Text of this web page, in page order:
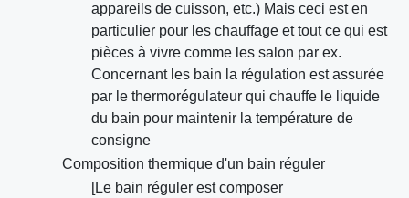
appareils de cuisson, etc.) Mais ceci est en
particulier pour les chauffage et tout ce qui est
pièces à vivre comme les salon par ex.
Concernant les bain la régulation est assurée
par le thermorégulateur qui chauffe le liquide
du bain pour maintenir la température de
consigne
Composition thermique d'un bain réguler
[Le bain réguler est composer